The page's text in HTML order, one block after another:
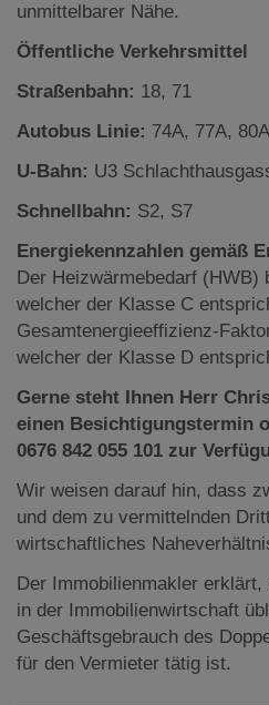
unmittelbarer Nähe.
Öffentliche Verkehrsmittel
Straßenbahn: 18, 71
Autobus Linie: 74A, 77A, 80A
U-Bahn: U3
Schnellbahn: S2, S7
Energiekennzahlen gemäß
Der Heizwärmebedarf (HWB)
welcher der Klasse C
Gesamtenergieeffizienz-
welcher der Klasse D
Gerne steht Ihnen Herr
einen Besichtigungstermin
0676 842 055 101 zur
Wir weisen darauf hin, dass
und dem zu vermittelnden
wirtschaftliches
Der Immobilienmakler erklärt,
in der Immobilienwirtschaft
Geschäftsgebrauch des
für den Vermieter tätig ist.